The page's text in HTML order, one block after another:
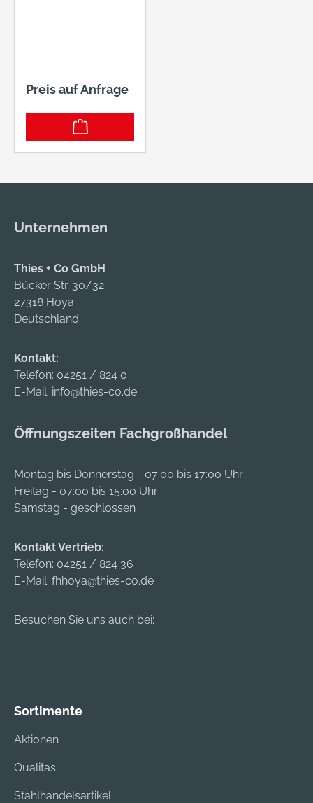
Preis auf Anfrage
Unternehmen
Thies + Co GmbH
Bücker Str. 30/32
27318 Hoya
Deutschland
Kontakt:
Telefon: 04251 / 824 0
E-Mail: info@thies-co.de
Öffnungszeiten Fachgroßhandel
Montag bis Donnerstag - 07:00 bis 17:00 Uhr
Freitag - 07:00 bis 15:00 Uhr
Samstag - geschlossen
Kontakt Vertrieb:
Telefon: 04251 / 824 36
E-Mail: fhhoya@thies-co.de
Besuchen Sie uns auch bei:
Sortimente
Aktionen
Qualitas
Stahlhandelsartikel